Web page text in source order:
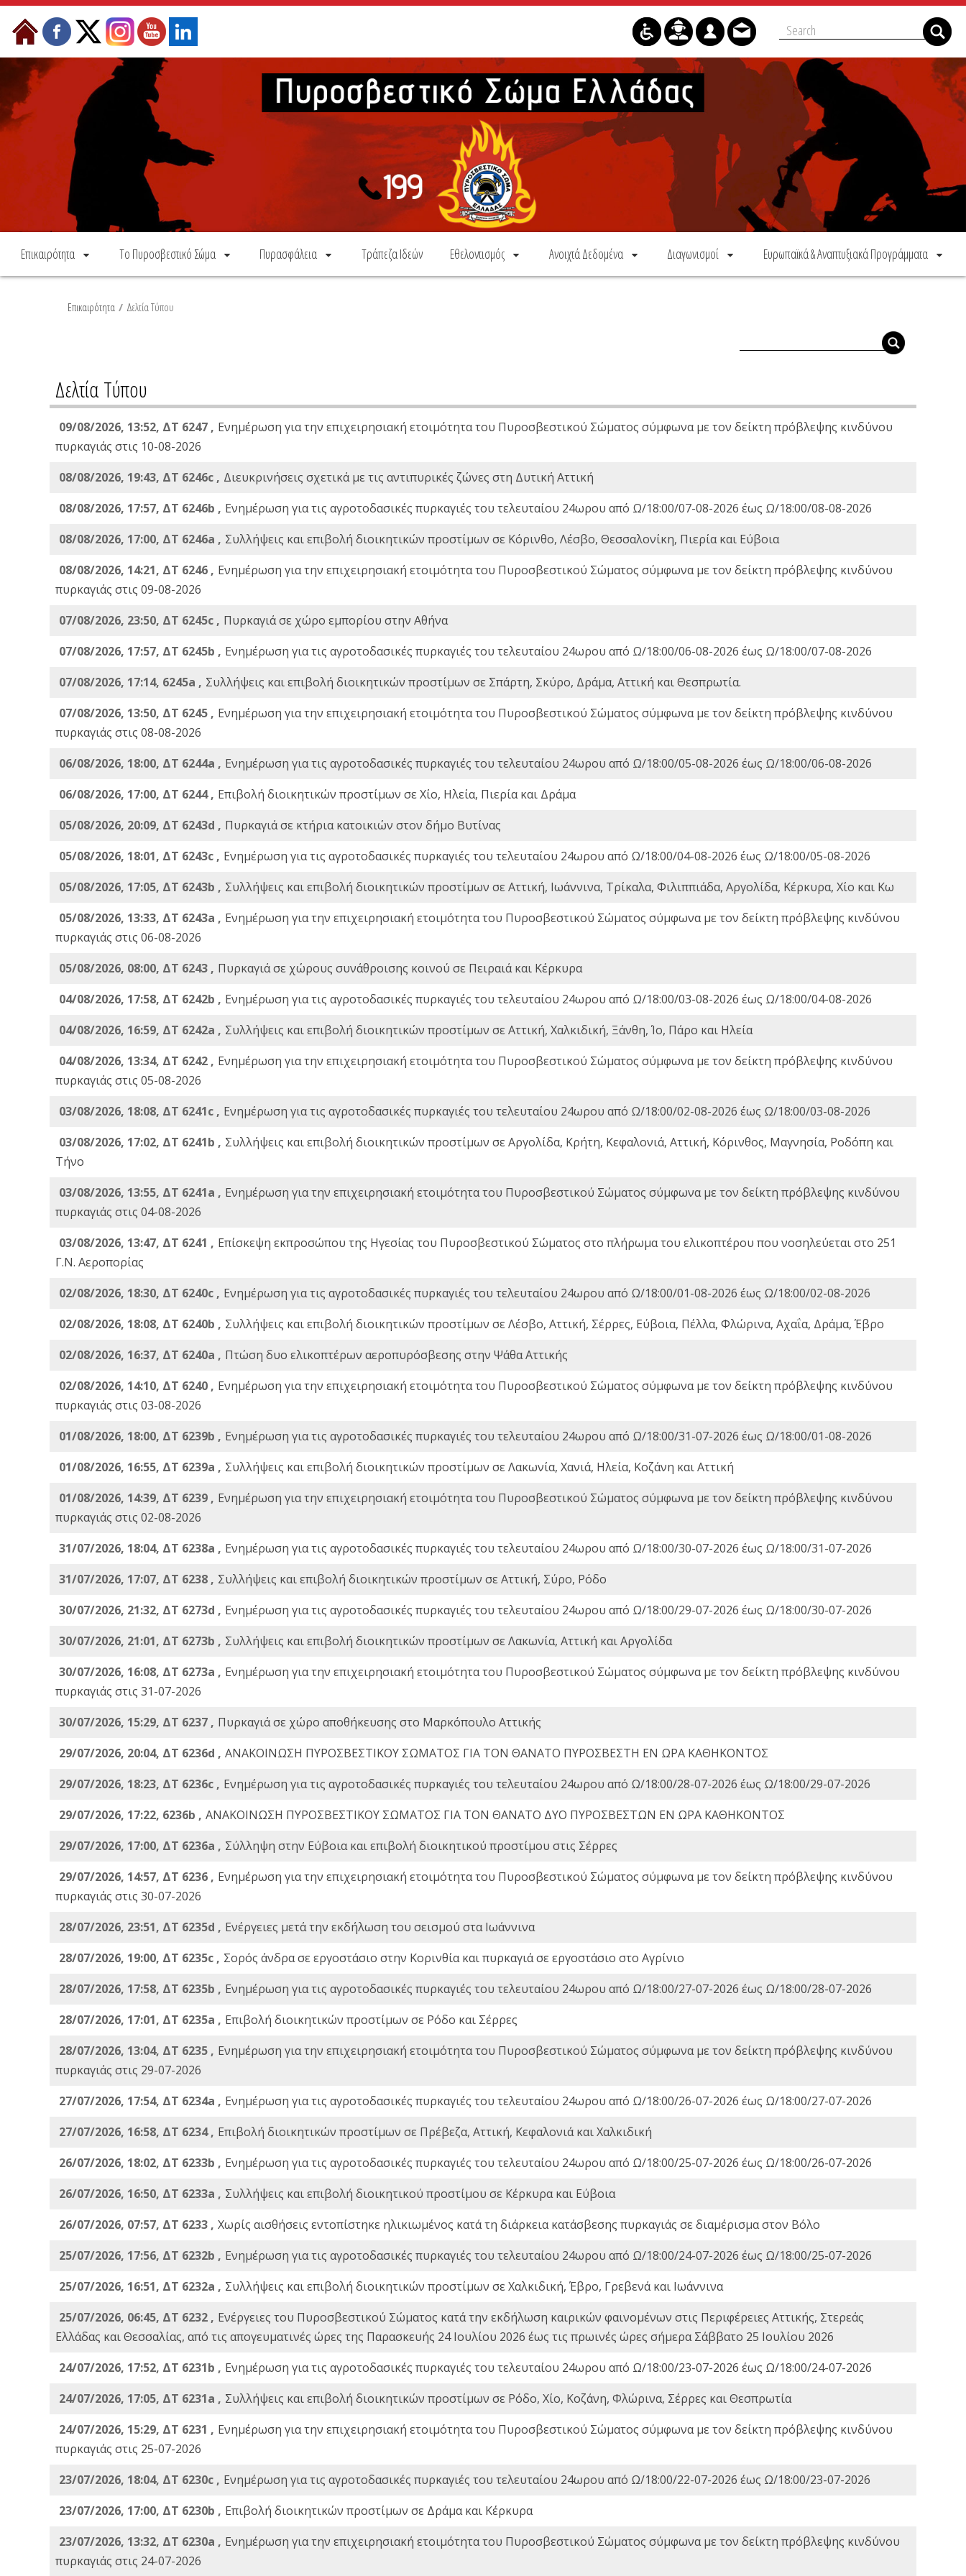
Skip to Content
Επικαιρότητα Το Πυροσβεστικό Σώμα Πυρασφάλεια Τράπεζα Ιδεών Εθελοντισμός Ανοιχτά Δεδομένα Διαγωνισμοί Ευρωπαϊκά & Αναπτυξιακά Προγράμματα
Επικαιρότητα / Δελτία Τύπου
Δελτία Τύπου
09/08/2026, 13:52, ΔΤ 6247 , Ενημέρωση για την επιχειρησιακή ετοιμότητα του Πυροσβεστικού Σώματος σύμφωνα με τον δείκτη πρόβλεψης κινδύνου
πυρκαγιάς στις 10-08-2026
08/08/2026, 19:43, ΔT 6246c , Διευκρινήσεις σχετικά με τις αντιπυρικές ζώνες στη Δυτική Αττική
08/08/2026, 17:57, ΔΤ 6246b , Ενημέρωση για τις αγροτοδασικές πυρκαγιές του τελευταίου 24ωρου από Ω/18:00/07-08-2026 έως Ω/18:00/08-08-2026
08/08/2026, 17:00, ΔΤ 6246a , Συλλήψεις και επιβολή διοικητικών προστίμων σε Κόρινθο, Λέσβο, Θεσσαλονίκη, Πιερία και Εύβοια
08/08/2026, 14:21, ΔΤ 6246 , Ενημέρωση για την επιχειρησιακή ετοιμότητα του Πυροσβεστικού Σώματος σύμφωνα με τον δείκτη πρόβλεψης κινδύνου
πυρκαγιάς στις 09-08-2026
07/08/2026, 23:50, ΔΤ 6245c , Πυρκαγιά σε χώρο εμπορίου στην Αθήνα
07/08/2026, 17:57, ΔΤ 6245b , Ενημέρωση για τις αγροτοδασικές πυρκαγιές του τελευταίου 24ωρου από Ω/18:00/06-08-2026 έως Ω/18:00/07-08-2026
07/08/2026, 17:14, 6245a , Συλλήψεις και επιβολή διοικητικών προστίμων σε Σπάρτη, Σκύρο, Δράμα, Αττική και Θεσπρωτία.
07/08/2026, 13:50, ΔΤ 6245 , Ενημέρωση για την επιχειρησιακή ετοιμότητα του Πυροσβεστικού Σώματος σύμφωνα με τον δείκτη πρόβλεψης κινδύνου
πυρκαγιάς στις 08-08-2026
06/08/2026, 18:00, ΔΤ 6244a , Ενημέρωση για τις αγροτοδασικές πυρκαγιές του τελευταίου 24ωρου από Ω/18:00/05-08-2026 έως Ω/18:00/06-08-2026
06/08/2026, 17:00, ΔΤ 6244 , Επιβολή διοικητικών προστίμων σε Χίο, Ηλεία, Πιερία και Δράμα
05/08/2026, 20:09, ΔΤ 6243d , Πυρκαγιά σε κτήρια κατοικιών στον δήμο Βυτίνας
05/08/2026, 18:01, ΔΤ 6243c , Ενημέρωση για τις αγροτοδασικές πυρκαγιές του τελευταίου 24ωρου από Ω/18:00/04-08-2026 έως Ω/18:00/05-08-2026
05/08/2026, 17:05, ΔΤ 6243b , Συλλήψεις και επιβολή διοικητικών προστίμων σε Αττική, Ιωάννινα, Τρίκαλα, Φιλιππιάδα, Αργολίδα, Κέρκυρα, Χίο και Κω
05/08/2026, 13:33, ΔΤ 6243a , Ενημέρωση για την επιχειρησιακή ετοιμότητα του Πυροσβεστικού Σώματος σύμφωνα με τον δείκτη πρόβλεψης κινδύνου
πυρκαγιάς στις 06-08-2026
05/08/2026, 08:00, ΔΤ 6243 , Πυρκαγιά σε χώρους συνάθροισης κοινού σε Πειραιά και Κέρκυρα
04/08/2026, 17:58, ΔΤ 6242b , Ενημέρωση για τις αγροτοδασικές πυρκαγιές του τελευταίου 24ωρου από Ω/18:00/03-08-2026 έως Ω/18:00/04-08-2026
04/08/2026, 16:59, ΔΤ 6242a , Συλλήψεις και επιβολή διοικητικών προστίμων σε Αττική, Χαλκιδική, Ξάνθη, Ίο, Πάρο και Ηλεία
04/08/2026, 13:34, ΔΤ 6242 , Ενημέρωση για την επιχειρησιακή ετοιμότητα του Πυροσβεστικού Σώματος σύμφωνα με τον δείκτη πρόβλεψης κινδύνου
πυρκαγιάς στις 05-08-2026
03/08/2026, 18:08, ΔΤ 6241c , Ενημέρωση για τις αγροτοδασικές πυρκαγιές του τελευταίου 24ωρου από Ω/18:00/02-08-2026 έως Ω/18:00/03-08-2026
03/08/2026, 17:02, ΔΤ 6241b , Συλλήψεις και επιβολή διοικητικών προστίμων σε Αργολίδα, Κρήτη, Κεφαλονιά, Αττική, Κόρινθος, Μαγνησία, Ροδόπη και
Τήνο
03/08/2026, 13:55, ΔΤ 6241a , Ενημέρωση για την επιχειρησιακή ετοιμότητα του Πυροσβεστικού Σώματος σύμφωνα με τον δείκτη πρόβλεψης κινδύνου
πυρκαγιάς στις 04-08-2026
03/08/2026, 13:47, ΔΤ 6241 , Επίσκεψη εκπροσώπου της Ηγεσίας του Πυροσβεστικού Σώματος στο πλήρωμα του ελικοπτέρου που νοσηλεύεται στο 251
Γ.Ν. Αεροπορίας
02/08/2026, 18:30, ΔΤ 6240c , Ενημέρωση για τις αγροτοδασικές πυρκαγιές του τελευταίου 24ωρου από Ω/18:00/01-08-2026 έως Ω/18:00/02-08-2026
02/08/2026, 18:08, ΔΤ 6240b , Συλλήψεις και επιβολή διοικητικών προστίμων σε Λέσβο, Αττική, Σέρρες, Εύβοια, Πέλλα, Φλώρινα, Αχαΐα, Δράμα, Έβρο
02/08/2026, 16:37, ΔΤ 6240a , Πτώση δυο ελικοπτέρων αεροπυρόσβεσης στην Ψάθα Αττικής
02/08/2026, 14:10, ΔΤ 6240 , Ενημέρωση για την επιχειρησιακή ετοιμότητα του Πυροσβεστικού Σώματος σύμφωνα με τον δείκτη πρόβλεψης κινδύνου
πυρκαγιάς στις 03-08-2026
01/08/2026, 18:00, ΔΤ 6239b , Ενημέρωση για τις αγροτοδασικές πυρκαγιές του τελευταίου 24ωρου από Ω/18:00/31-07-2026 έως Ω/18:00/01-08-2026
01/08/2026, 16:55, ΔΤ 6239a , Συλλήψεις και επιβολή διοικητικών προστίμων σε Λακωνία, Χανιά, Ηλεία, Κοζάνη και Αττική
01/08/2026, 14:39, ΔΤ 6239 , Ενημέρωση για την επιχειρησιακή ετοιμότητα του Πυροσβεστικού Σώματος σύμφωνα με τον δείκτη πρόβλεψης κινδύνου
πυρκαγιάς στις 02-08-2026
31/07/2026, 18:04, ΔΤ 6238a , Ενημέρωση για τις αγροτοδασικές πυρκαγιές του τελευταίου 24ωρου από Ω/18:00/30-07-2026 έως Ω/18:00/31-07-2026
31/07/2026, 17:07, ΔΤ 6238 , Συλλήψεις και επιβολή διοικητικών προστίμων σε Αττική, Σύρο, Ρόδο
30/07/2026, 21:32, ΔΤ 6273d , Ενημέρωση για τις αγροτοδασικές πυρκαγιές του τελευταίου 24ωρου από Ω/18:00/29-07-2026 έως Ω/18:00/30-07-2026
30/07/2026, 21:01, ΔΤ 6273b , Συλλήψεις και επιβολή διοικητικών προστίμων σε Λακωνία, Αττική και Αργολίδα
30/07/2026, 16:08, ΔΤ 6273a , Ενημέρωση για την επιχειρησιακή ετοιμότητα του Πυροσβεστικού Σώματος σύμφωνα με τον δείκτη πρόβλεψης κινδύνου
πυρκαγιάς στις 31-07-2026
30/07/2026, 15:29, ΔΤ 6237 , Πυρκαγιά σε χώρο αποθήκευσης στο Μαρκόπουλο Αττικής
29/07/2026, 20:04, ΔΤ 6236d , ΑΝΑΚΟΙΝΩΣΗ ΠΥΡΟΣΒΕΣΤΙΚΟΥ ΣΩΜΑΤΟΣ ΓΙΑ ΤΟΝ ΘΑΝΑΤΟ ΠΥΡΟΣΒΕΣΤΗ ΕΝ ΩΡΑ ΚΑΘΗΚΟΝΤΟΣ
29/07/2026, 18:23, ΔΤ 6236c , Ενημέρωση για τις αγροτοδασικές πυρκαγιές του τελευταίου 24ωρου από Ω/18:00/28-07-2026 έως Ω/18:00/29-07-2026
29/07/2026, 17:22, 6236b , ΑΝΑΚΟΙΝΩΣΗ ΠΥΡΟΣΒΕΣΤΙΚΟΥ ΣΩΜΑΤΟΣ ΓΙΑ ΤΟΝ ΘΑΝΑΤΟ ΔΥΟ ΠΥΡΟΣΒΕΣΤΩΝ ΕΝ ΩΡΑ ΚΑΘΗΚΟΝΤΟΣ
29/07/2026, 17:00, ΔΤ 6236a , Σύλληψη στην Εύβοια και επιβολή διοικητικού προστίμου στις Σέρρες
29/07/2026, 14:57, ΔΤ 6236 , Ενημέρωση για την επιχειρησιακή ετοιμότητα του Πυροσβεστικού Σώματος σύμφωνα με τον δείκτη πρόβλεψης κινδύνου
πυρκαγιάς στις 30-07-2026
28/07/2026, 23:51, ΔΤ 6235d , Ενέργειες μετά την εκδήλωση του σεισμού στα Ιωάννινα
28/07/2026, 19:00, ΔΤ 6235c , Σορός άνδρα σε εργοστάσιο στην Κορινθία και πυρκαγιά σε εργοστάσιο στο Αγρίνιο
28/07/2026, 17:58, ΔΤ 6235b , Ενημέρωση για τις αγροτοδασικές πυρκαγιές του τελευταίου 24ωρου από Ω/18:00/27-07-2026 έως Ω/18:00/28-07-2026
28/07/2026, 17:01, ΔΤ 6235a , Eπιβολή διοικητικών προστίμων σε Ρόδο και Σέρρες
28/07/2026, 13:04, ΔΤ 6235 , Ενημέρωση για την επιχειρησιακή ετοιμότητα του Πυροσβεστικού Σώματος σύμφωνα με τον δείκτη πρόβλεψης κινδύνου
πυρκαγιάς στις 29-07-2026
27/07/2026, 17:54, ΔΤ 6234a , Ενημέρωση για τις αγροτοδασικές πυρκαγιές του τελευταίου 24ωρου από Ω/18:00/26-07-2026 έως Ω/18:00/27-07-2026
27/07/2026, 16:58, ΔΤ 6234 , Eπιβολή διοικητικών προστίμων σε Πρέβεζα, Αττική, Κεφαλονιά και Χαλκιδική
26/07/2026, 18:02, ΔΤ 6233b , Ενημέρωση για τις αγροτοδασικές πυρκαγιές του τελευταίου 24ωρου από Ω/18:00/25-07-2026 έως Ω/18:00/26-07-2026
26/07/2026, 16:50, ΔΤ 6233a , Συλλήψεις και επιβολή διοικητικού προστίμου σε Κέρκυρα και Εύβοια
26/07/2026, 07:57, ΔΤ 6233 , Χωρίς αισθήσεις εντοπίστηκε ηλικιωμένος κατά τη διάρκεια κατάσβεσης πυρκαγιάς σε διαμέρισμα στον Βόλο
25/07/2026, 17:56, ΔΤ 6232b , Ενημέρωση για τις αγροτοδασικές πυρκαγιές του τελευταίου 24ωρου από Ω/18:00/24-07-2026 έως Ω/18:00/25-07-2026
25/07/2026, 16:51, ΔΤ 6232a , Συλλήψεις και επιβολή διοικητικών προστίμων σε Χαλκιδική, Έβρο, Γρεβενά και Ιωάννινα
25/07/2026, 06:45, ΔΤ 6232 , Ενέργειες του Πυροσβεστικού Σώματος κατά την εκδήλωση καιρικών φαινομένων στις Περιφέρειες Αττικής, Στερεάς
Ελλάδας και Θεσσαλίας, από τις απογευματινές ώρες της Παρασκευής 24 Ιουλίου 2026 έως τις πρωινές ώρες σήμερα Σάββατο 25 Ιουλίου 2026
24/07/2026, 17:52, ΔΤ 6231b , Ενημέρωση για τις αγροτοδασικές πυρκαγιές του τελευταίου 24ωρου από Ω/18:00/23-07-2026 έως Ω/18:00/24-07-2026
24/07/2026, 17:05, ΔΤ 6231a , Συλλήψεις και επιβολή διοικητικών προστίμων σε Ρόδο, Χίο, Κοζάνη, Φλώρινα, Σέρρες και Θεσπρωτία
24/07/2026, 15:29, ΔΤ 6231 , Ενημέρωση για την επιχειρησιακή ετοιμότητα του Πυροσβεστικού Σώματος σύμφωνα με τον δείκτη πρόβλεψης κινδύνου
πυρκαγιάς στις 25-07-2026
23/07/2026, 18:04, ΔΤ 6230c , Ενημέρωση για τις αγροτοδασικές πυρκαγιές του τελευταίου 24ωρου από Ω/18:00/22-07-2026 έως Ω/18:00/23-07-2026
23/07/2026, 17:00, ΔΤ 6230b , Επιβολή διοικητικών προστίμων σε Δράμα και Κέρκυρα
23/07/2026, 13:32, ΔΤ 6230a , Ενημέρωση για την επιχειρησιακή ετοιμότητα του Πυροσβεστικού Σώματος σύμφωνα με τον δείκτη πρόβλεψης κινδύνου
πυρκαγιάς στις 24-07-2026